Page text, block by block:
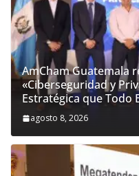
AmCham Guatemala
«Ciberseguridad y
Estratégica que Todo
agosto 8, 2026